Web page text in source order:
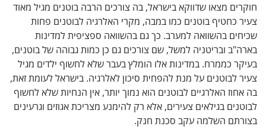
מצאו שדווקא בישראל, בה צורכים הרבה בוטנים מגיל מאוד
כחטיף בוטנים כמו במבה, מקרי האלרגיה לבוטנים פחות
בהשוואה למערב. כך גם בהשוואה ספציפית למדינות
ובריטניה למשל, שם צורכים גם כן כמות גבוהה של בוטנים,
כממרח. במדינות אלו הומלץ בעבר שלא לחשוף ילדים מגיל
לבוטנים על מנת להפחית סיכון לאלרגיה. בישראל לעומת זאת,
האלרגיים לבוטנים הוא נמוך יותר, אין הנחיות שלא לחשוף
בגילאים צעירים, אלא רק להימנע מצריכת אגוזים וגרעינים
השלמה עקב סכנת חנק.